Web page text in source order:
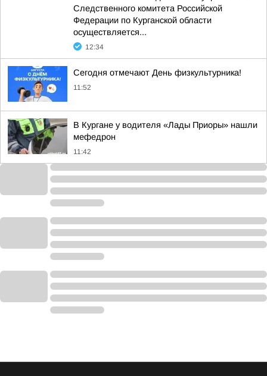
Следственного комитета Российской
Федерации по Курганской области
осуществляется...
12:34
Сегодня отмечают День физкультурника!
11:52
В Кургане у водителя «Лады Приоры» нашли
мефедрон
11:42